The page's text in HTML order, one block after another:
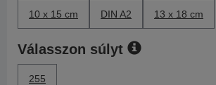
10 x 15 cm DIN A2 13 x 18 cm
Válasszon súlyt
255